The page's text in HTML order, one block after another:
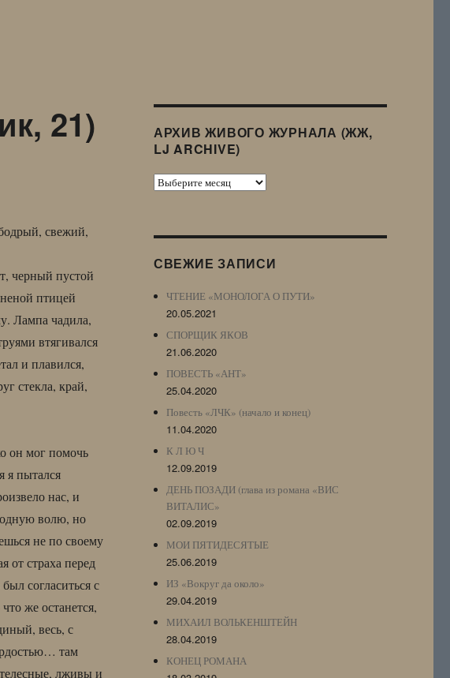
21)
свежий,
черный пустой
птицей
Лампа чадила,
втягивался
и плавился,
стекла, край,
он мог помочь
я пытался
нас, и
волю, но
не по своему
страха перед
согласиться с
же останется,
весь, с
там
лживы и
АРХИВ ЖИВОГО ЖУРНАЛА (ЖЖ,
LJ ARCHIVE)
Архив
Archive)
СВЕЖИЕ ЗАПИСИ
ЧТЕНИЕ «МОНОЛОГА О ПУТИ»
20.05.2021
СПОРЩИК ЯКОВ
21.06.2020
ПОВЕСТЬ «АНТ»
25.04.2020
Повесть «ЛЧК» (начало и конец)
11.04.2020
К Л Ю Ч
12.09.2019
ДЕНЬ ПОЗАДИ (глава из романа «ВИС
ВИТАЛИС»
02.09.2019
МОИ ПЯТИДЕСЯТЫЕ
25.06.2019
ИЗ «Вокруг да около»
29.04.2019
МИХАИЛ ВОЛЬКЕНШТЕЙН
28.04.2019
КОНЕЦ РОМАНА